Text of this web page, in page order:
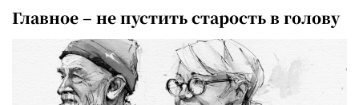
Главное – не пустить старость в голову